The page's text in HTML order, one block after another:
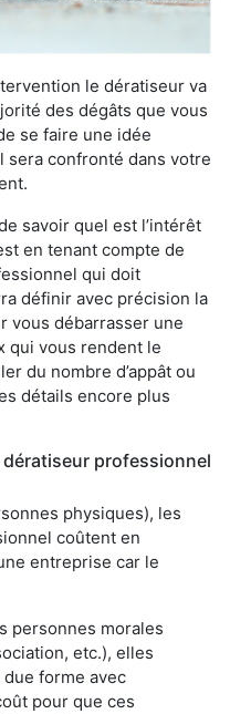
le dératiseur va
des dégâts que vous
se faire une idée
sera confronté dans votre
savoir quel est l’intérêt
en tenant compte de
qui doit
définir avec précision la
vous débarrasser une
qui vous rendent le
du nombre d’appât ou
détails encore plus
dératiseur professionnel
physiques), les
coûtent en
entreprise car le
personnes morales
etc.), elles
forme avec
pour que ces